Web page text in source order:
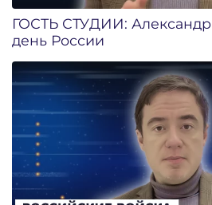
ГОСТЬ СТУДИИ:
день России